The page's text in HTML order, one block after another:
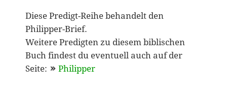
Diese Predigt-Reihe behandelt den
Philipper-Brief.
Weitere Predigten zu diesem biblischen
Buch findest du eventuell auch auf der
Seite:
Philipper